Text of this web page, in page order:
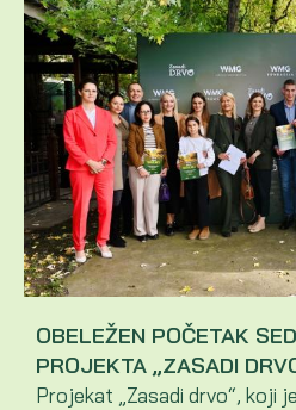
OBELEŽEN POČETAK
PROJEKTA „ZASADI
Projekat „Zasadi drvo“, koji